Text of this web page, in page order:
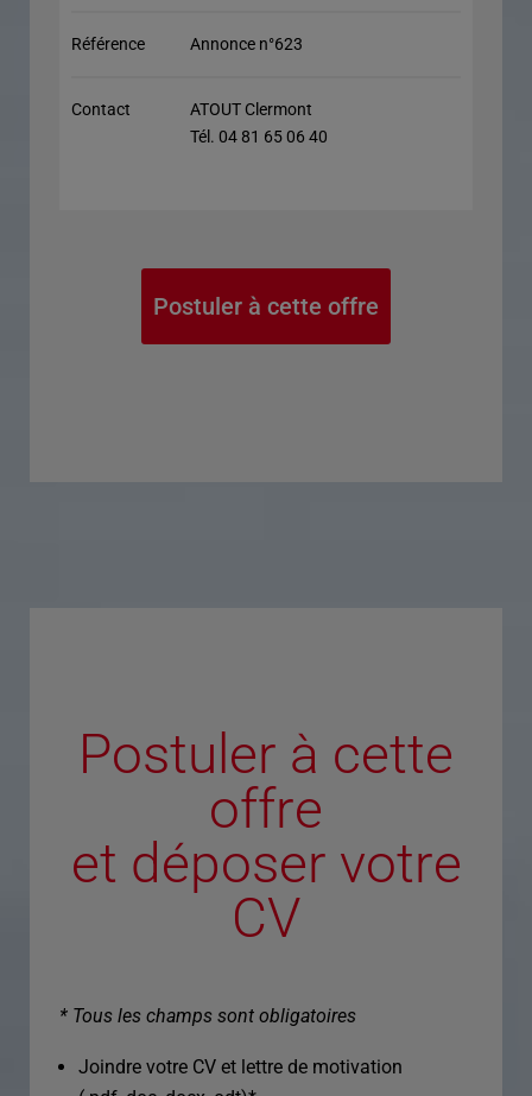
Référence Annonce n°623
Contact
ATOUT Clermont
Tél. 04 81 65 06 40
Postuler à cette offre
Postuler à cette
offre
et déposer votre
CV
* Tous les champs sont obligatoires
Joindre votre CV et lettre de motivation